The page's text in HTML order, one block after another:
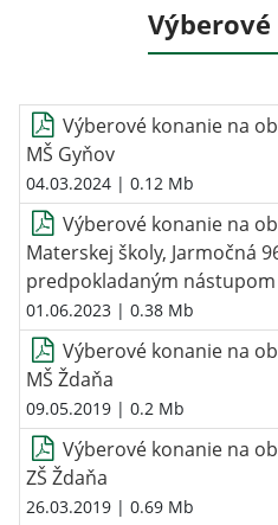
Výberové konanie na
MŠ Gyňov
04.03.2024 | 0.12 Mb
Výberové konanie na
Materskej školy, Jarmočná
predpokladaným nástupom
01.06.2023 | 0.38 Mb
Výberové konanie na
MŠ Ždaňa
09.05.2019 | 0.2 Mb
Výberové konanie na
ZŠ Ždaňa
26.03.2019 | 0.69 Mb